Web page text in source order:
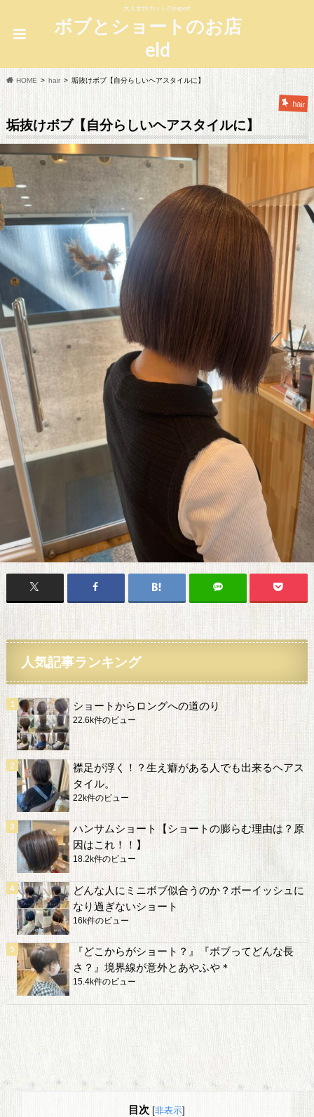
大人女性カットのexpert
ボブとショートのお店
eld
HOME hair 垢抜けボブ【自分らしいヘアスタイルに】
hair
垢抜けボブ【自分らしいヘアスタイルに】
人気記事ランキング
ショートからロングへの道のり
22.6k件のビュー
襟足が浮く！？生え癖がある人でも出来るヘアス
タイル。
22k件のビュー
ハンサムショート【ショートの膨らむ理由は？原
因はこれ！！】
18.2k件のビュー
どんな人にミニボブ似合うのか？ボーイッシュに
なり過ぎないショート
16k件のビュー
『どこからがショート？』『ボブってどんな長
さ？』境界線が意外とあやふや＊
15.4k件のビュー
目次 [非表示]